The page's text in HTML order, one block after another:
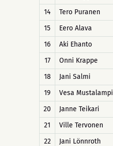
14
Tero Puranen
15
Eero Alava
16
Aki Ehanto
17
Onni Krappe
18
Jani Salmi
19
Vesa Mustalampi
20
Janne Teikari
21
Ville Tervonen
22
Jani Lönnroth